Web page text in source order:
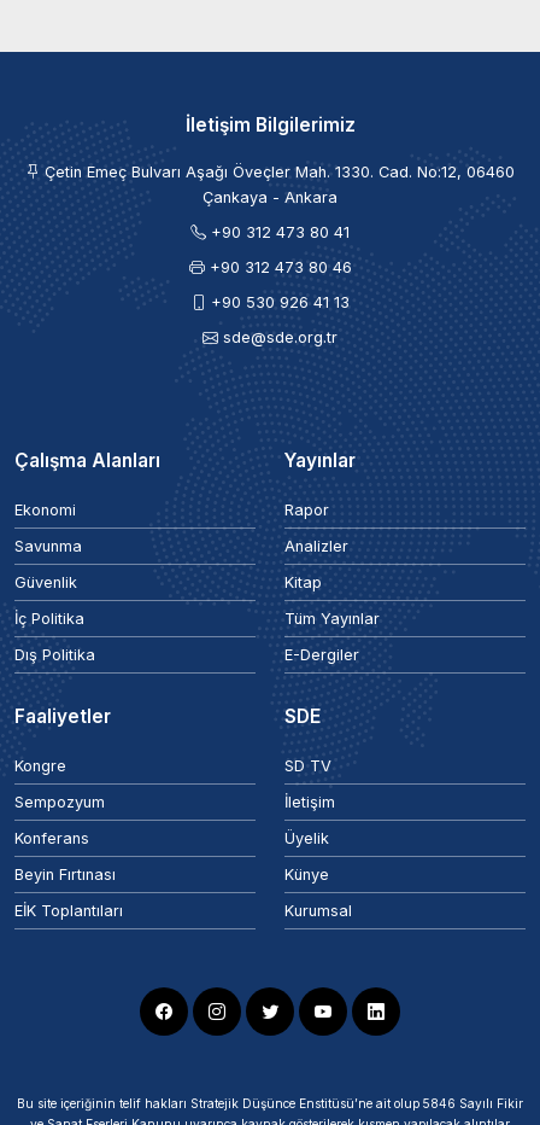
İletişim Bilgilerimiz
Çetin Emeç Bulvarı Aşağı Öveçler Mah. 1330. Cad. No:12, 06460
Çankaya - Ankara
+90 312 473 80 41
+90 312 473 80 46
+90 530 926 41 13
sde@sde.org.tr
Çalışma Alanları
Ekonomi
Savunma
Güvenlik
İç Politika
Dış Politika
Yayınlar
Rapor
Analizler
Kitap
Tüm Yayınlar
E-Dergiler
Faaliyetler
Kongre
Sempozyum
Konferans
Beyin Fırtınası
EİK Toplantıları
SDE
SD TV
İletişim
Üyelik
Künye
Kurumsal
Bu site içeriğinin telif hakları Stratejik Düşünce Enstitüsü’ne ait olup 5846 Sayılı Fikir